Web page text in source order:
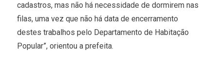
cadastros, mas não há necessidade de dormirem nas
filas, uma vez que não há data de encerramento
destes trabalhos pelo Departamento de Habitação
Popular”, orientou a prefeita.